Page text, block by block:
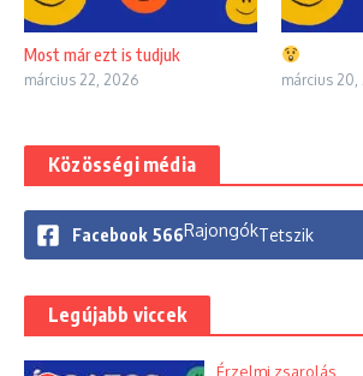
Most már ezt is tudjuk
március 22, 2026 március 20,
Közösségi média
Facebook 566RajongókTetszik
Legújabb viccek
Érzelmi zsarolás